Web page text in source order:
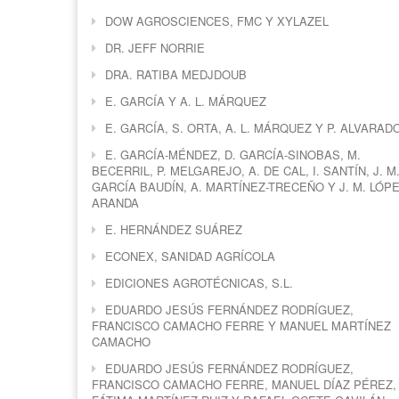
DOW AGROSCIENCES, FMC Y XYLAZEL
DR. JEFF NORRIE
DRA. RATIBA MEDJDOUB
E. GARCÍA Y A. L. MÁRQUEZ
E. GARCÍA, S. ORTA, A. L. MÁRQUEZ Y P.
E. GARCÍA-MÉNDEZ, D. GARCÍA-SINOBAS, M.
BECERRIL, P. MELGAREJO, A. DE CAL, I. SANTÍN, J. M.
GARCÍA BAUDÍN, A. MARTÍNEZ-TRECEÑO Y J. M.
ARANDA
E. HERNÁNDEZ SUÁREZ
ECONEX, SANIDAD AGRÍCOLA
EDICIONES AGROTÉCNICAS, S.L.
EDUARDO JESÚS FERNÁNDEZ RODRÍGUEZ,
FRANCISCO CAMACHO FERRE Y MANUEL MARTÍNEZ
CAMACHO
EDUARDO JESÚS FERNÁNDEZ RODRÍGUEZ,
FRANCISCO CAMACHO FERRE, MANUEL DÍAZ PÉREZ,